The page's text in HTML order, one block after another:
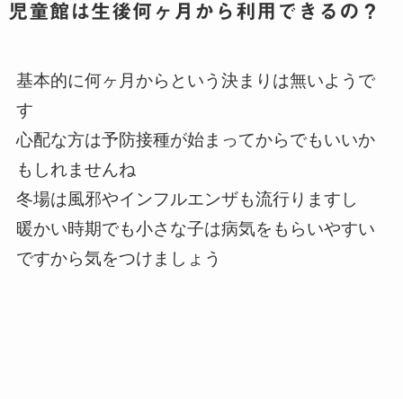
児童館は生後何ヶ月から利用できるの？
基本的に何ヶ月からという決まりは無いようで
す
心配な方は予防接種が始まってからでもいいか
もしれませんね
冬場は風邪やインフルエンザも流行りますし
暖かい時期でも小さな子は病気をもらいやすい
ですから気をつけましょう